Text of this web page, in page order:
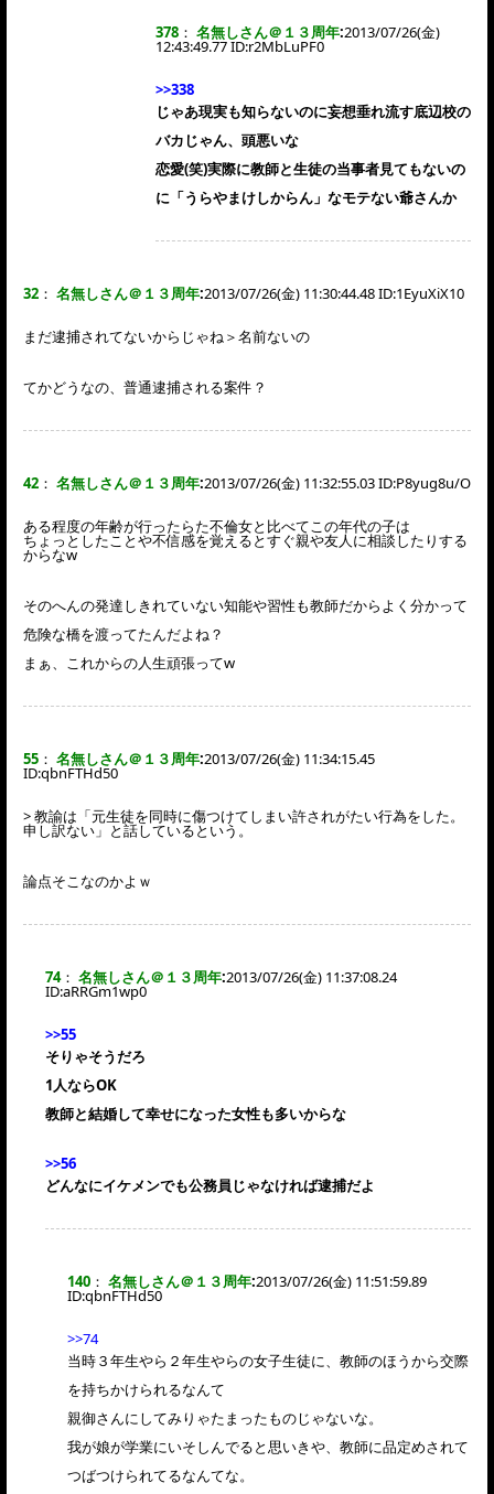
378 ： 名無しさん＠１３周年:2013/07/26(金)
12:43:49.77 ID:r2MbLuPF0
>>338
じゃあ現実も知らないのに妄想垂れ流す底辺校の
バカじゃん、頭悪いな
恋愛(笑)実際に教師と生徒の当事者見てもないの
に「うらやまけしからん」なモテない爺さんか
32 ： 名無しさん＠１３周年:2013/07/26(金) 11:30:44.48 ID:1EyuXiX10
まだ逮捕されてないからじゃね＞名前ないの
てかどうなの、普通逮捕される案件？
42 ： 名無しさん＠１３周年:2013/07/26(金) 11:32:55.03 ID:P8yug8u/O
ある程度の年齢が行ったらた不倫女と比べてこの年代の子は
ちょっとしたことや不信感を覚えるとすぐ親や友人に相談したりする
からなw
そのへんの発達しきれていない知能や習性も教師だからよく分かって
危険な橋を渡ってたんだよね？
まぁ、これからの人生頑張ってw
55 ： 名無しさん＠１３周年:2013/07/26(金) 11:34:15.45
ID:qbnFTHd50
> 教諭は「元生徒を同時に傷つけてしまい許されがたい行為をした。
申し訳ない」と話しているという。
論点そこなのかよｗ
74： 名無しさん＠１３周年:2013/07/26(金) 11:37:08.24
ID:aRRGm1wp0
>>55
そりゃそうだろ
1人ならOK
教師と結婚して幸せになった女性も多いからな
>>56
どんなにイケメンでも公務員じゃなければ逮捕だよ
140 ： 名無しさん＠１３周年:2013/07/26(金) 11:51:59.89
ID:qbnFTHd50
>>74
当時３年生やら２年生やらの女子生徒に、教師のほうから交際
を持ちかけられるなんて
親御さんにしてみりゃたまったものじゃないな。
我が娘が学業にいそしんでると思いきや、教師に品定めされて
つばつけられてるなんてな。